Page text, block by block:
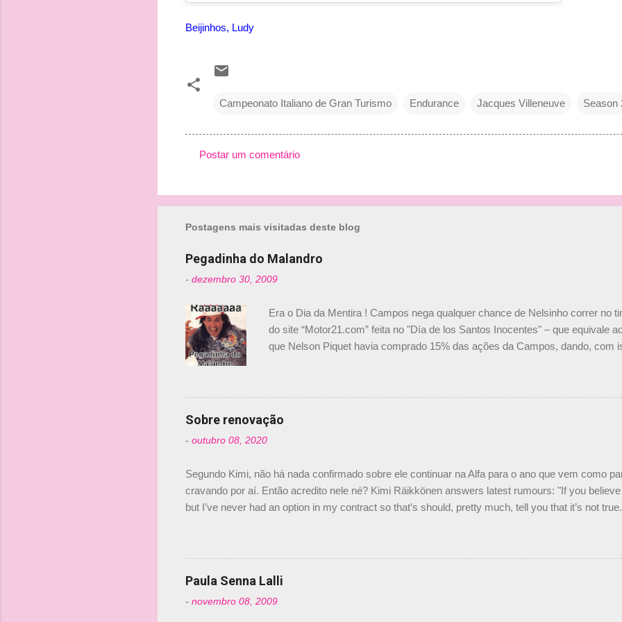
Beijinhos, Ludy
Campeonato Italiano de Gran Turismo Endurance Jacques Villeneuve Season
m
e
t
á
r
i
o
s
Postar um comentário
Postagens mais visitadas deste blog
Pegadinha do Malandro
- dezembro 30, 2009
Era o Dia da Mentira ! Campos nega qualquer chance de Nelsinho correr no
do site “Motor21.com” feita no "Día de los Santos Inocentes" – que equivale
que Nelson Piquet havia comprado 15% das ações da Campos, dando, com
verdade, nós recebemos uma oferta de Piquet", admitiu Audetto. “Mas
Senna, não podemos ter dois brasileiros”, explicou, dizendo ainda que não
Sobre renovação
- outubro 08, 2020
Segundo Kimi, não há nada confirmado sobre ele continuar na Alfa para o ano que vem como
cravando por aí. Então acredito nele né? Kimi Räikkönen answers latest rumours: "If you believe
but I’ve never had an option in my contract so that’s should, pretty much, tell you that it’s not
@RGrosjean ! #EifelGP 🇩🇪 #F1 pic.twitter.com/GSAu1LWnwW — Formula 1 (@F1) October
Paula Senna Lalli
- novembro 08, 2009